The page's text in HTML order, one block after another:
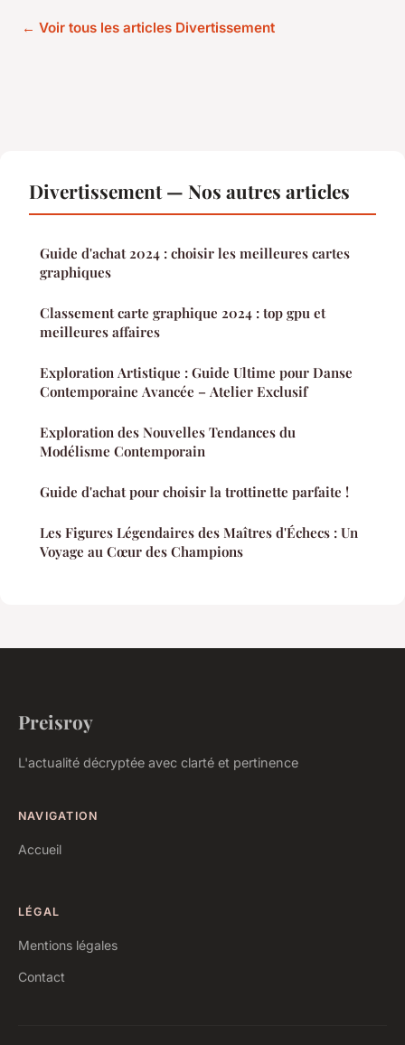
← Voir tous les articles Divertissement
Divertissement — Nos autres articles
Guide d'achat 2024 : choisir les meilleures cartes
graphiques
Classement carte graphique 2024 : top gpu et
meilleures affaires
Exploration Artistique : Guide Ultime pour Danse
Contemporaine Avancée – Atelier Exclusif
Exploration des Nouvelles Tendances du
Modélisme Contemporain
Guide d'achat pour choisir la trottinette parfaite !
Les Figures Légendaires des Maîtres d'Échecs : Un
Voyage au Cœur des Champions
Preisroy
L'actualité décryptée avec clarté et pertinence
NAVIGATION
Accueil
LÉGAL
Mentions légales
Contact